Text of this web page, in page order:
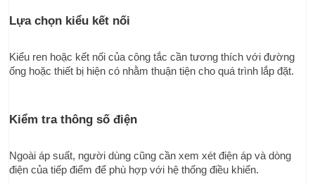
Lựa chọn kiểu kết nối
Kiểu ren hoặc kết nối của công tắc cần tương thích với đường
ống hoặc thiết bị hiện có nhằm thuận tiện cho quá trình lắp đặt.
Kiểm tra thông số điện
Ngoài áp suất, người dùng cũng cần xem xét điện áp và dòng
điện của tiếp điểm để phù hợp với hệ thống điều khiển.